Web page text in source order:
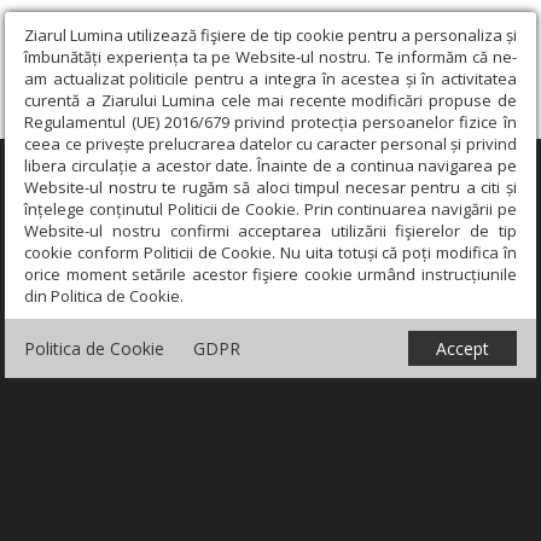
Ziarul Lumina utilizează fişiere de tip cookie pentru a personaliza și
îmbunătăți experiența ta pe Website-ul nostru. Te informăm că ne-
am actualizat politicile pentru a integra în acestea și în activitatea
curentă a Ziarului Lumina cele mai recente modificări propuse de
Regulamentul (UE) 2016/679 privind protecția persoanelor fizice în
ceea ce privește prelucrarea datelor cu caracter personal și privind
libera circulație a acestor date. Înainte de a continua navigarea pe
Website-ul nostru te rugăm să aloci timpul necesar pentru a citi și
înțelege conținutul Politicii de Cookie. Prin continuarea navigării pe
Website-ul nostru confirmi acceptarea utilizării fişierelor de tip
cookie conform Politicii de Cookie. Nu uita totuși că poți modifica în
orice moment setările acestor fişiere cookie urmând instrucțiunile
din Politica de Cookie.
Politica de Cookie GDPR Accept
×